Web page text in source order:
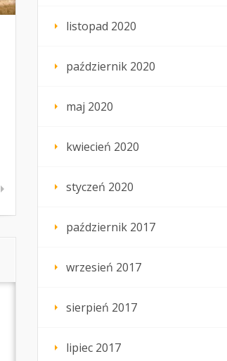
listopad 2020
październik 2020
maj 2020
kwiecień 2020
styczeń 2020
październik 2017
wrzesień 2017
sierpień 2017
lipiec 2017